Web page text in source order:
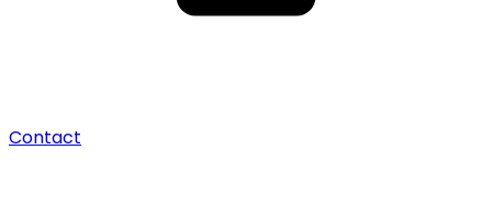
Contact